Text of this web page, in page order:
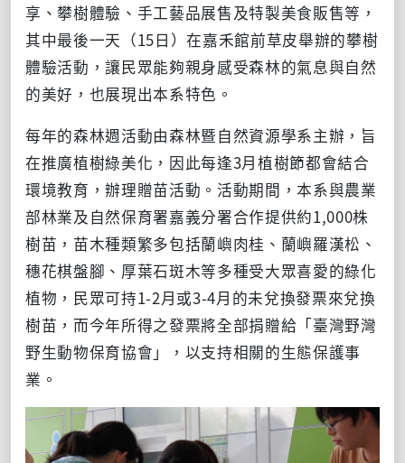
享、攀樹體驗、手工藝品展售及特製美食販售等，
其中最後一天（15日）在嘉禾館前草皮舉辦的攀樹
體驗活動，讓民眾能夠親身感受森林的氣息與自然
的美好，也展現出本系特色。
每年的森林週活動由森林暨自然資源學系主辦，旨
在推廣植樹綠美化，因此每逢3月植樹節都會結合
環境教育，辦理贈苗活動 。活動期間，本系與農業
部林業及自然保育署嘉義分署合作提供約1,000株
樹苗， 苗木種類繁多包括蘭嶼肉桂、蘭嶼羅漢松、
穗花棋盤腳、厚葉石斑木等多種受大眾喜愛的綠化
植物， 民眾可持1-2月或3-4月的未兌換發票來兌換
樹苗，而今年所得之發票將全部捐贈給「臺灣野灣
野生動物保育協會」，以支持相關的生態保護事
業。